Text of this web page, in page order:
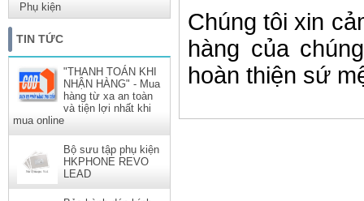
Phụ kiện
TIN TỨC
"THANH TOÁN KHI
NHẬN HÀNG" - Mua
hàng từ xa an toàn
và tiện lợi nhất khi
mua online
Bộ sưu tập phụ kiện
HKPHONE REVO
LEAD
Chúng tôi xin
hàng của
hoàn thiện sứ